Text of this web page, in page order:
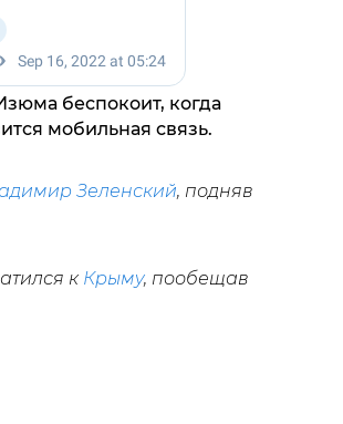
беспокоит, когда
мобильная связь.
Зеленский, подняв
к Крыму, пообещав